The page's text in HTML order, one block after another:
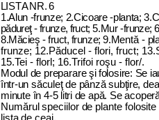
LI STA N R. 6
1.Alun -frunze; 2.Cicoare-planta; 3.
pădureţ-frunze, fruct; 5.Mur-frunze;
8.Măcieş -fruct, frunze; 9.Mentă -
frunze; 12.Păducel - flori, fruct;
15.Tei - florl; 16.Trifoi roşu - flor/.
Modu l de preparare şi folosire: Se ia
într-un săculeţde pânză subţire, dea
minuteîn 4-5 l itri de apă. Seacoper
Numărul speciilor de plantefolosite